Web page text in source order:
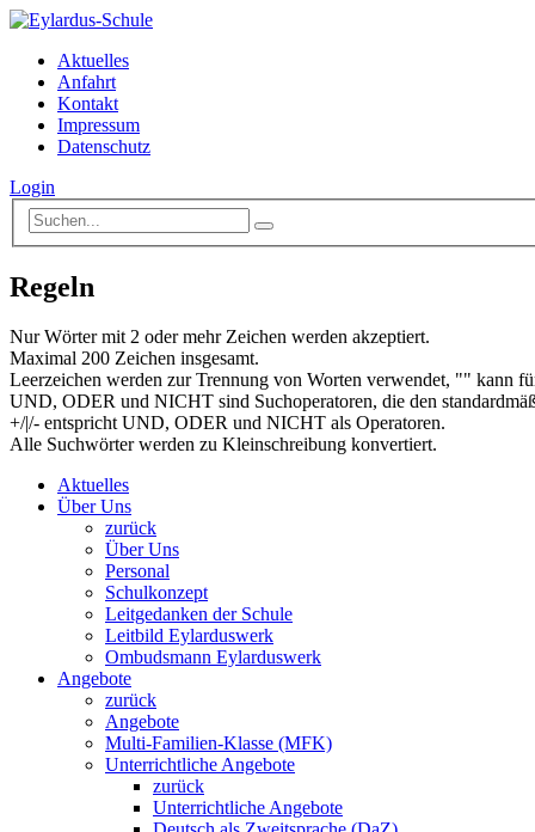
Aktuelles
Anfahrt
Kontakt
Impressum
Datenschutz
Login
Regeln
Nur Wörter mit 2 oder mehr Zeichen werden akzeptiert.
Maximal 200 Zeichen insgesamt.
Leerzeichen werden zur Trennung von Worten verwendet, "" kann
UND, ODER und NICHT sind Suchoperatoren, die den
+/|/- entspricht UND, ODER und NICHT als Operatoren.
Alle Suchwörter werden zu Kleinschreibung konvertiert.
Aktuelles
Über Uns
zurück
Über Uns
Personal
Schulkonzept
Leitgedanken der Schule
Leitbild Eylarduswerk
Ombudsmann Eylarduswerk
Angebote
zurück
Angebote
Multi-Familien-Klasse (MFK)
Unterrichtliche Angebote
zurück
Unterrichtliche Angebote